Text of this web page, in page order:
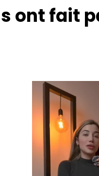
ont fait